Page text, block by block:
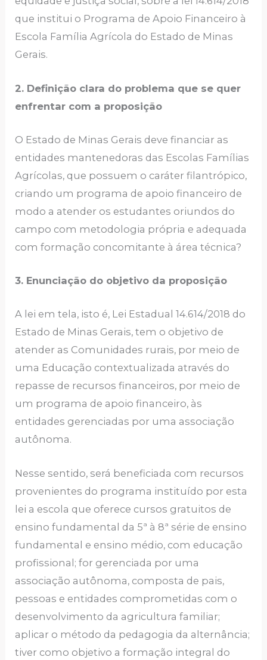
que institui o Programa de Apoio Financeiro à
Escola Família Agrícola do Estado de Minas
Gerais.
2. Definição clara do problema que se quer
enfrentar com a proposição
O Estado de Minas Gerais deve financiar as
entidades mantenedoras das Escolas Famílias
Agrícolas, que possuem o caráter filantrópico,
criando um programa de apoio financeiro de
modo a atender os estudantes oriundos do
campo com metodologia própria e adequada
com formação concomitante à área técnica?
3. Enunciação do objetivo da proposição
A lei em tela, isto é, Lei Estadual 14.614/2018 do
Estado de Minas Gerais, tem o objetivo de
atender as Comunidades rurais, por meio de
uma Educação contextualizada através do
repasse de recursos financeiros, por meio de
um programa de apoio financeiro, às
entidades gerenciadas por uma associação
autônoma.
Nesse sentido, será beneficiada com recursos
provenientes do programa instituído por esta
lei a escola que oferece cursos gratuitos de
ensino fundamental da 5ª à 8ª série de ensino
fundamental e ensino médio, com educação
profissional; for gerenciada por uma
associação autônoma, composta de pais,
pessoas e entidades comprometidas com o
desenvolvimento da agricultura familiar;
aplicar o método da pedagogia da alternância;
tiver como objetivo a formação integral do